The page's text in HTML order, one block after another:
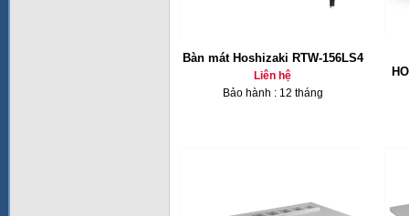
Bàn mát Hoshizaki RTW-156LS4
Liên hệ
Bảo hành : 12 tháng